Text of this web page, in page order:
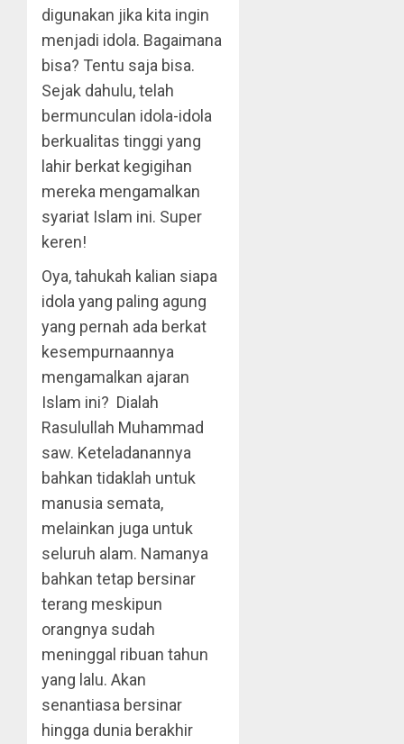
digunakan jika kita ingin
menjadi idola. Bagaimana
bisa? Tentu saja bisa.
Sejak dahulu, telah
bermunculan idola-idola
berkualitas tinggi yang
lahir berkat kegigihan
mereka mengamalkan
syariat Islam ini. Super
keren!
Oya, tahukah kalian siapa
idola yang paling agung
yang pernah ada berkat
kesempurnaannya
mengamalkan ajaran
Islam ini? Dialah
Rasulullah Muhammad
saw. Keteladanannya
bahkan tidaklah untuk
manusia semata,
melainkan juga untuk
seluruh alam. Namanya
bahkan tetap bersinar
terang meskipun
orangnya sudah
meninggal ribuan tahun
yang lalu. Akan
senantiasa bersinar
hingga dunia berakhir